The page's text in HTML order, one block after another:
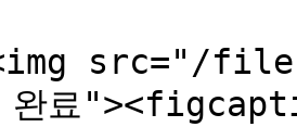
src="/files/
완료